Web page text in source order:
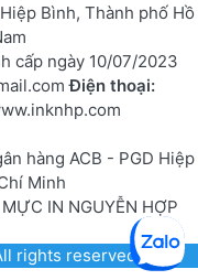
Bình, Thành phố Hồ
cấp ngày 10/07/2023
Điện thoại:
hàng ACB - PGD Hiệp
Minh
IN NGUYỄN HỢP
rights reserved.